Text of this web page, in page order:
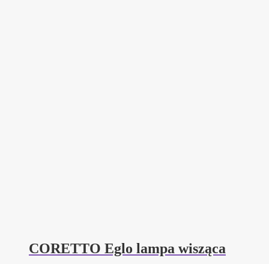
CORETTO Eglo lampa wisząca